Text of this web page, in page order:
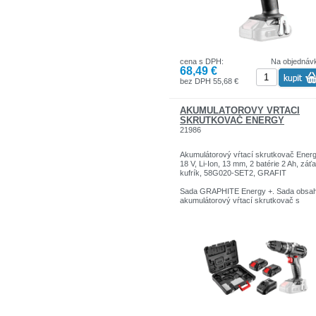
umožňuje rýchle zastavenie vretena, a
diódou osvetľujúcou pracovisko.
Ergonomický tvar rukoväť a
celková dĺžka kľúča umožňujú
prácu za akýchkoľvek podmienok.
Na
cena s DPH:
68,49 €
bez DPH 55,68 €
AKUMULÁTOROVÝ VŔTACÍ
SKRUTKOVAČ ENERGY
21986
Akumulátorový vŕtací skrutkovač
18 V, Li-Ion, 13 mm, 2 batérie 2 Ah,
kufrík, 58G020-SET2, GRAFIT
Sada GRAPHITE Energy +. Sada
akumulátorový vŕtací skrutkovač s
Technické parametre:
18 V, Li-Ion, akumulátorový vŕtací
skrutkovač, rýchlosť I: 0-500 min⁻¹ II: 0-
1700 min⁻¹, pravé / ľavé, samosvorné
skľučovadlo 2-13 mm, polohy